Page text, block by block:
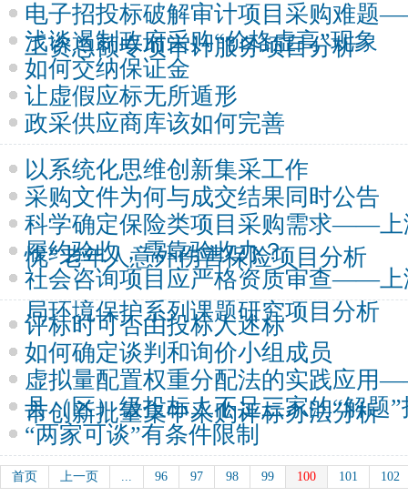
电子招投标破解审计项目采购难题
工资总额专项审计服务项目分析
浅谈遏制政府采购“价格虚高”现象
如何交纳保证金
让虚假应标无所遁形
政采供应商库该如何完善
以系统化思维创新集采工作
采购文件为何与成交结果同时公告
科学确定保险类项目采购需求——上
忧”老年人意外伤害保险项目分析
履约验收，需靠验收办？
社会咨询项目应严格资质审查——上
局环境保护系列课题研究项目分析
评标时可否由投标人述标
如何确定谈判和询价小组成员
虚拟量配置权重分配法的实践应用
市创新批量集中采购评标办法分析
县（区）级投标人不足三家的“解题”
“两家可谈”有条件限制
首页 上一页 ... 96 97 98 99 100 101 102